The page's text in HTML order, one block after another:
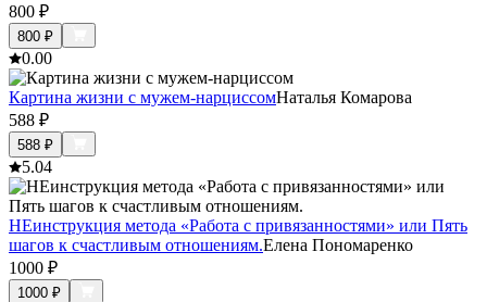
800 ₽
800 ₽
0.00
Картина жизни с мужем-нарциссомНаталья Комарова
588 ₽
588 ₽
5.04
НЕинструкция метода «Работа с привязанностями» или Пять
шагов к счастливым отношениям.Елена Пономаренко
1000 ₽
1000 ₽